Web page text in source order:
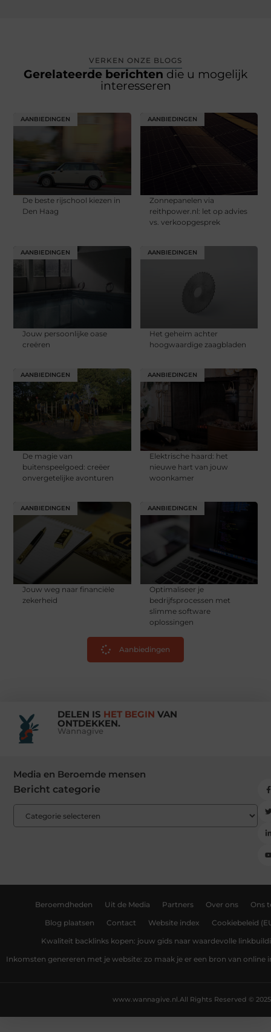
VERKEN ONZE BLOGS
Gerelateerde berichten die u mogelijk
interesseren
AANBIEDINGEN
De beste rijschool kiezen in
Den Haag
AANBIEDINGEN
Zonnepanelen via
reithpower.nl: let op advies
vs. verkoopgesprek
AANBIEDINGEN
Jouw persoonlijke oase
creëren
AANBIEDINGEN
Het geheim achter
hoogwaardige zaagbladen
AANBIEDINGEN
De magie van
buitenspeelgoed: creëer
onvergetelijke avonturen
AANBIEDINGEN
Elektrische haard: het
nieuwe hart van jouw
woonkamer
AANBIEDINGEN
Jouw weg naar financiële
zekerheid
AANBIEDINGEN
Optimaliseer je
bedrijfsprocessen met
slimme software
oplossingen
Aanbiedingen
DELEN IS HET BEGIN VAN
ONTDEKKEN.
Wannagive
Media en Beroemde mensen
Bericht categorie
Beroemdheden Uit de Media Partners Over ons Ons
Blog plaatsen Contact Website index Cookiebeleid
Kwaliteit backlinks kopen: jouw gids naar waardevolle
Inkomsten genereren met je website: zo maak je er een bron van online
All Rights Reserved © 2025
www.wannagive.nl.